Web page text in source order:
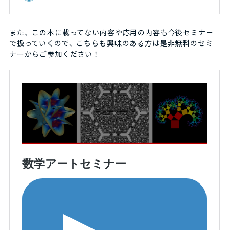
また、この本に載ってない内容や応用の内容も今後セミナー
で扱っていくので、こちらも興味のある方は是非無料のセミ
ナーからご参加ください！